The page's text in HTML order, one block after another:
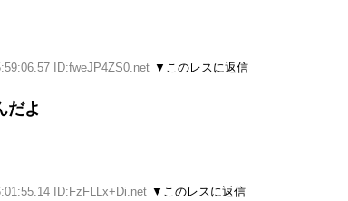
ID:fweJP4ZS0.net ▼このレスに返信
だよ
ID:FzFLLx+Di.net ▼このレスに返信